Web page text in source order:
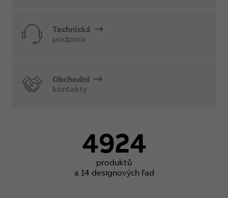
Technická
podpora
Obchodní
kontakty
4924
produktů
a 14 designových řad